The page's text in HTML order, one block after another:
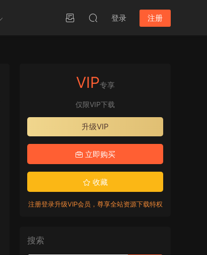
登录 注册
VIP专享
仅限VIP下载
升级VIP
立即购买
收藏
注册登录升级VIP会员，尊享全站资源下载特权
搜索